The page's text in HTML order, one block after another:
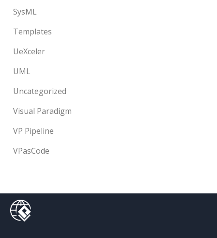
SysML
Templates
UeXceler
UML
Uncategorized
Visual Paradigm
VP Pipeline
VPasCode